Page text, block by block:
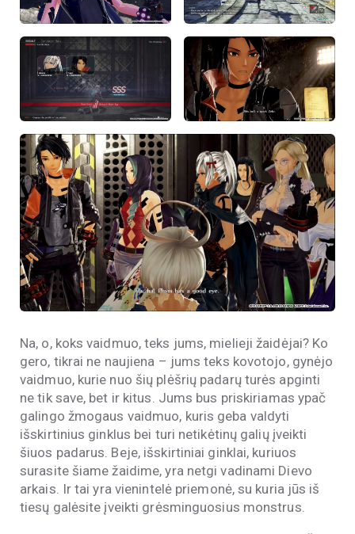
Na, o, koks vaidmuo, teks jums, mielieji žaidėjai? Ko
gero, tikrai ne naujiena – jums teks kovotojo, gynėjo
vaidmuo, kurie nuo šių plėšrių padarų turės apginti
ne tik save, bet ir kitus. Jums bus priskiriamas ypač
galingo žmogaus vaidmuo, kuris geba valdyti
išskirtinius ginklus bei turi netikėtinų galių įveikti
šiuos padarus. Beje, išskirtiniai ginklai, kuriuos
surasite šiame žaidime, yra netgi vadinami Dievo
arkais. Ir tai yra vienintelė priemonė, su kuria jūs iš
tiesų galėsite įveikti grėsminguosius monstrus.